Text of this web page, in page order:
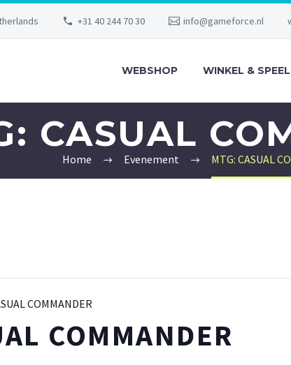
+31 40 244 70 30 info@gameforce.nl
WEBSHOP WINKEL &
CASUAL
Home Evenement MTG: CASUAL
COMMANDER
COMMANDER